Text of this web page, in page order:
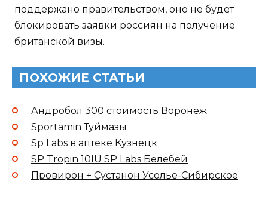
поддержано правительством, оно не будет
блокировать заявки россиян на получение
британской визы.
ПОХОЖИЕ СТАТЬИ
Андробол 300 стоимость Воронеж
Sportamin Туймазы
Sp Labs в аптеке Кузнецк
SP Tropin 10IU SP Labs Белебей
Провирон + Сустанон Усолье-Сибирское